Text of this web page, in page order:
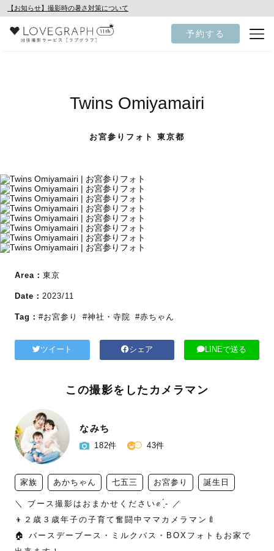
【お知らせ】撮影時の暑さ対策について
予約する
Twins Omiyamairi
お宮参りフォト 東京都
Area： 東京
Date： 2023/11
Tag： #お宮参り #神社・寺院 #赤ちゃん
ツイート シェア LINEで送る
この撮影をしたカメラマン
なみち
182件 43件
家族 あかちゃん 七五三 お宮参り 誕生日
＼ ブース撮影はおまかせください✊ ̖́- ／
👦２歳３歳年子の子育て奮闘中ママカメラマン🍼
🏠 バースデーブース・ミルクバス・BOXフォトもお家で